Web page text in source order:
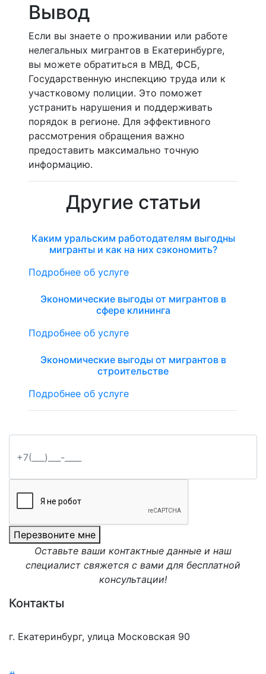
Вывод
Если вы знаете о проживании или работе
нелегальных мигрантов в Екатеринбурге,
вы можете обратиться в МВД, ФСБ,
Государственную инспекцию труда или к
участковому полиции. Это поможет
устранить нарушения и поддерживать
порядок в регионе. Для эффективного
рассмотрения обращения важно
предоставить максимально точную
информацию.
Другие статьи
Каким уральским работодателям выгодны
мигранты и как на них сэкономить?
Подробнее об услуге
Экономические выгоды от мигрантов в
сфере клининга
Подробнее об услуге
Экономические выгоды от мигрантов в
строительстве
Подробнее об услуге
Перезвоните мне
Оставьте ваши контактные данные и наш
специалист свяжется с вами для бесплатной
консультации!
Контакты
г. Екатеринбург, улица Московская 90